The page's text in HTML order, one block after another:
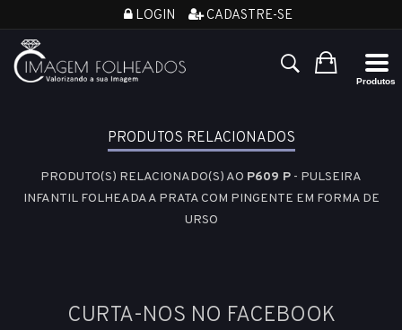
LOGIN CADASTRE-SE
PRODUTOS RELACIONADOS
PRODUTO(S) RELACIONADO(S) AO P609 P - PULSEIRA
INFANTIL FOLHEADA A PRATA COM PINGENTE EM FORMA DE
URSO
CURTA-NOS NO FACEBOOK